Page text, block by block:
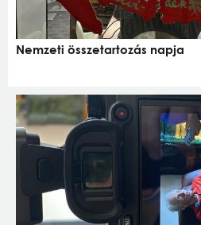
Nemzeti összetartozás napja